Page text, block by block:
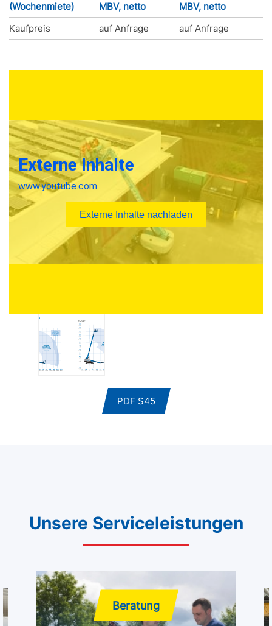
(Wochenmiete)
MBV, netto
MBV, netto
Kaufpreis
auf Anfrage auf Anfrage
PDF S45
Unsere Serviceleistungen
Beratung